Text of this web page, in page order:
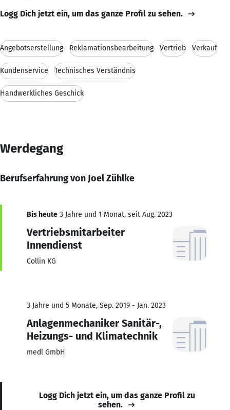
Logg Dich jetzt ein, um das ganze Profil zu sehen.
Angebotserstellung Reklamationsbearbeitung Vertrieb Verkauf
Kundenservice Technisches Verständnis
Handwerkliches Geschick
Werdegang
Berufserfahrung von Joel Zühlke
Bis heute 3 Jahre und 1 Monat, seit Aug. 2023
Vertriebsmitarbeiter
Innendienst
Collin KG
3 Jahre und 5 Monate, Sep. 2019 - Jan. 2023
Anlagenmechaniker Sanitär-,
Heizungs- und Klimatechnik
medl GmbH
Logg Dich jetzt ein, um das ganze Profil zu
sehen.